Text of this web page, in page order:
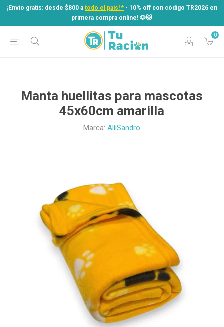
¡Envío gratis: desde $800 a todo el país! * - 10% off con código TR2026 en
primera compra online! ​🐶​🐱
0
¡Envío gratis: desde $800 atodo el país! *
- 10% off con código TR2026 en
primera compra online! ​🐶​🐱
Manta huellitas para mascotas
45x60cm amarilla
Marca: AlliSandro